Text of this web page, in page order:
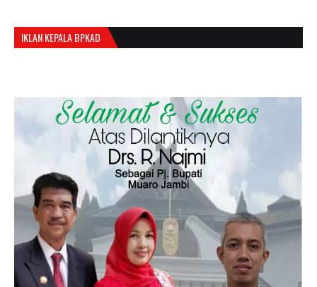
IKLAN KEPALA BPKAD